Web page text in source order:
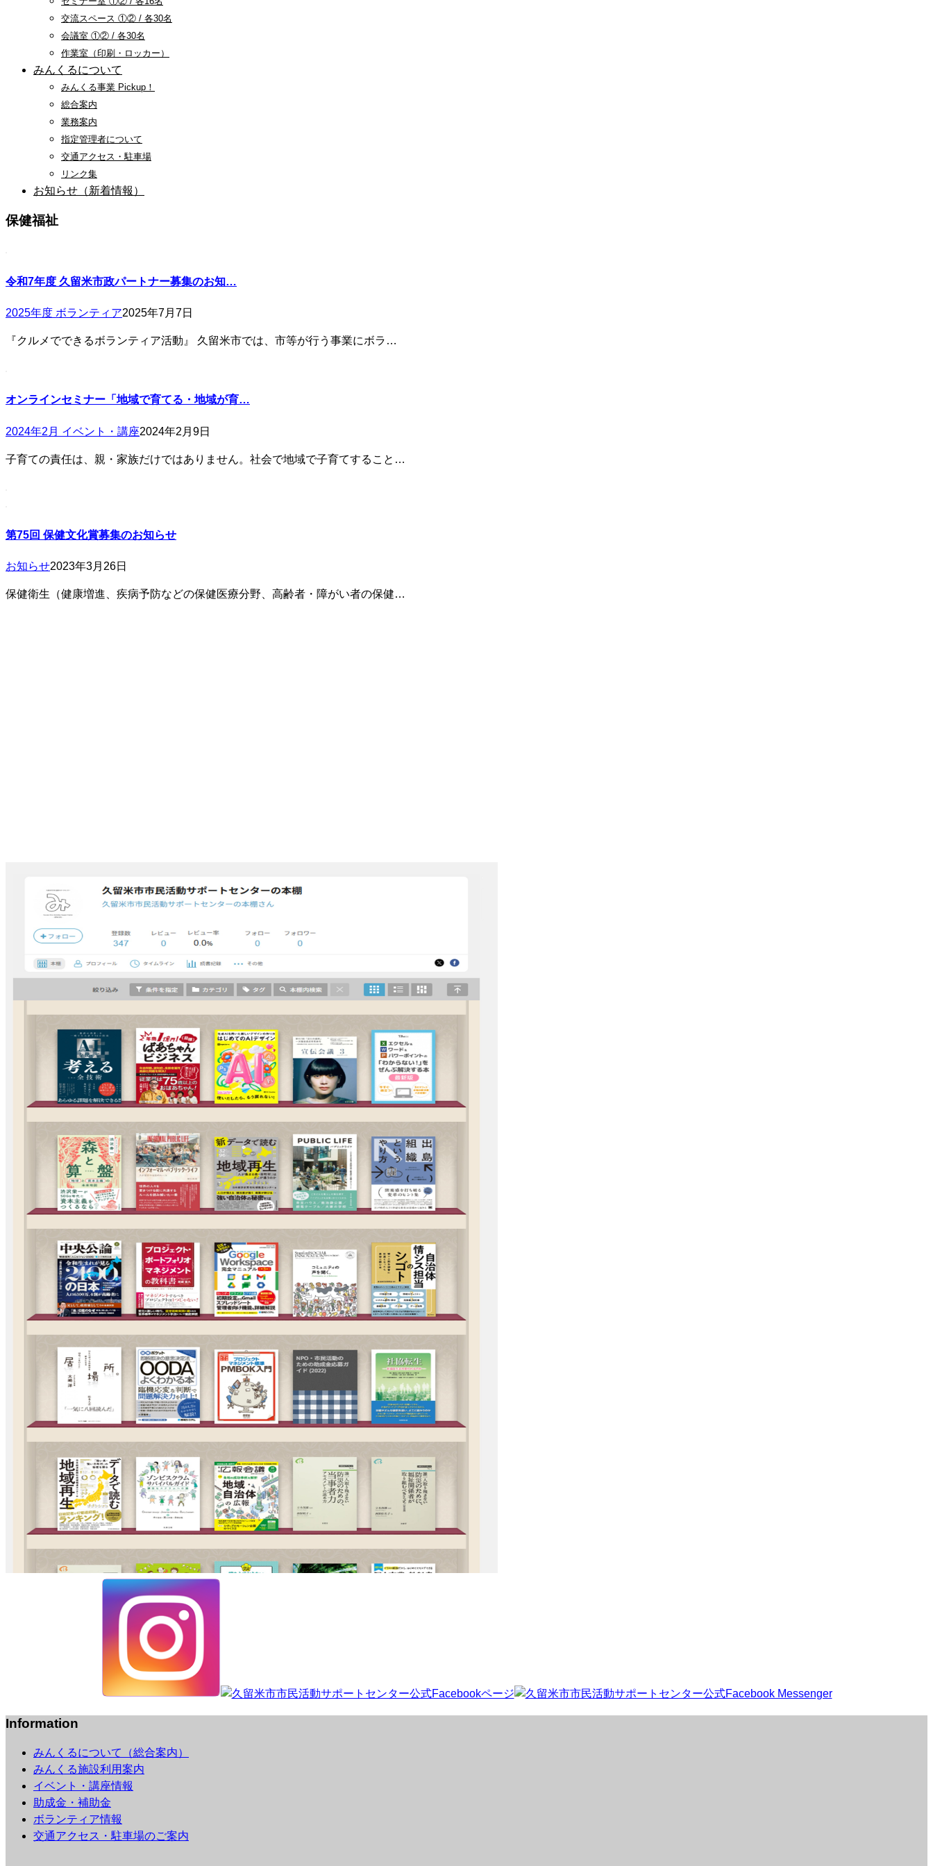
交流スペース ①② / 各30名
会議室 ①② / 各30名
作業室（印刷・ロッカー）
みんくるについて
みんくる事業 Pickup！
総合案内
業務案内
指定管理者について
交通アクセス・駐車場
リンク集
お知らせ（新着情報）
保健福祉
令和7年度 久留米市政パートナー募集のお知…
2025年度 ボランティア2025年7月7日
『クルメでできるボランティア活動』 久留米市では、市等が行う事業にボラ…
オンラインセミナー「地域で育てる・地域が育…
2024年2月 イベント・講座2024年2月9日
子育ての責任は、親・家族だけではありません。社会で地域で子育てすること…
第75回 保健文化賞募集のお知らせ
お知らせ2023年3月26日
保健衛生（健康増進、疾病予防などの保健医療分野、高齢者・障がい者の保健…
Information
みんくるについて（総合案内）
みんくる施設利用案内
イベント・講座情報
助成金・補助金
ボランティア情報
交通アクセス・駐車場のご案内